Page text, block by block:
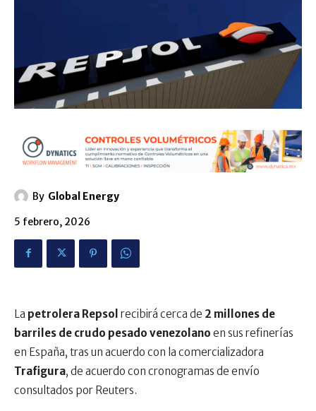
By Global Energy
5 febrero, 2026
La petrolera Repsol recibirá cerca de 2 millones de
barriles de crudo pesado venezolano en sus refinerías
en España, tras un acuerdo con la comercializadora
Trafigura, de acuerdo con cronogramas de envío
consultados por Reuters.